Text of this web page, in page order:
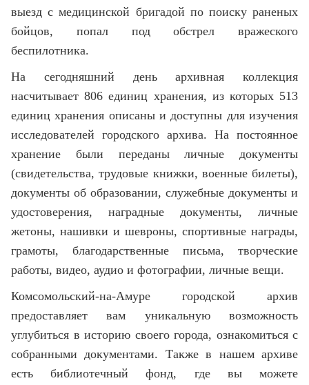
выезд с медицинской бригадой по поиску раненых
бойцов, попал под обстрел вражеского
беспилотника.
На сегодняшний день архивная коллекция
насчитывает 806 единиц хранения, из которых 513
единиц хранения описаны и доступны для изучения
исследователей городского архива. На постоянное
хранение были переданы личные документы
(свидетельства, трудовые книжки, военные билеты),
документы об образовании, служебные документы и
удостоверения, наградные документы, личные
жетоны, нашивки и шевроны, спортивные награды,
грамоты, благодарственные письма, творческие
работы, видео, аудио и фотографии, личные вещи.
Комсомольский-на-Амуре городской архив
предоставляет вам уникальную возможность
углубиться в историю своего города, ознакомиться с
собранными документами. Также в нашем архиве
есть библиотечный фонд, где вы можете